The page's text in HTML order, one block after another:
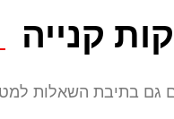
קנייה
גם בתיבת השאלות